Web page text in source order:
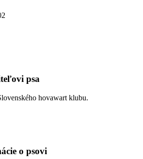
psa
hovawart klubu.
o psovi